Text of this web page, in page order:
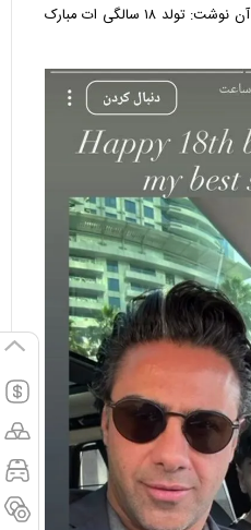
امیر بردیا منتشر کرد و در توصیف آن نوشت: تولد ۱۸ سالگی ات مبارک